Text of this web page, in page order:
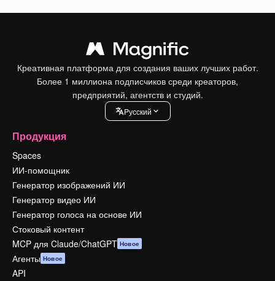
Креативная платформа для создания ваших лучших работ.
Более 1 миллиона подписчиков среди креаторов,
предприятий, агентств и студий.
Pусский
Продукция
Spaces
ИИ-помощник
Генератор изображений ИИ
Генератор видео ИИ
Генератор голоса на основе ИИ
Стоковый контент
MCP для Claude/ChatGPT Новое
Агенты Новое
API